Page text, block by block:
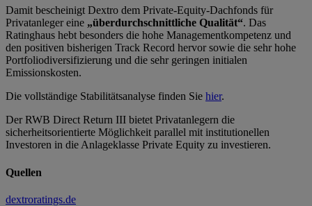
Damit bescheinigt Dextro dem Private-Equity-Dachfonds für
Privatanleger eine „überdurchschnittliche Qualität“. Das
Ratinghaus hebt besonders die hohe Managementkompetenz und
den positiven bisherigen Track Record hervor sowie die sehr hohe
Portfoliodiversifizierung und die sehr geringen initialen
Emissionskosten.
Die vollständige Stabilitätsanalyse finden Sie hier.
Der RWB Direct Return III bietet Privatanlegern die
sicherheitsorientierte Möglichkeit parallel mit institutionellen
Investoren in die Anlageklasse Private Equity zu investieren.
Quellen
dextroratings.de